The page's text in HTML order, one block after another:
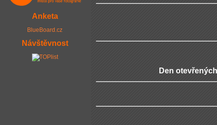
Anketa
BlueBoard.cz
Návštěvnost
Den